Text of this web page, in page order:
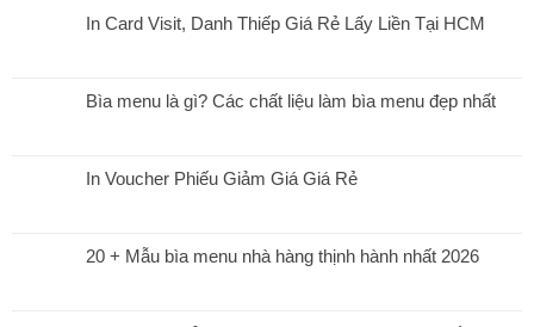
In Card Visit, Danh Thiếp Giá Rẻ Lấy Liền Tại HCM
Bìa menu là gì? Các chất liệu làm bìa menu đẹp nhất
In Voucher Phiếu Giảm Giá Giá Rẻ
20 + Mẫu bìa menu nhà hàng thịnh hành nhất 2026